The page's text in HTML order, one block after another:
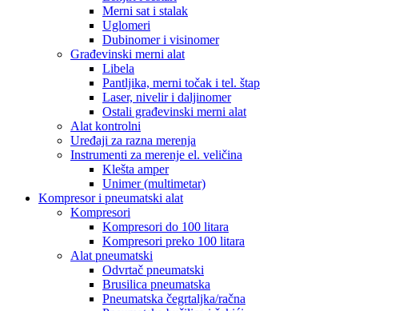
Merni sat i stalak
Uglomeri
Dubinomer i visinomer
Građevinski merni alat
Libela
Pantljika, merni točak i tel. štap
Laser, nivelir i daljinomer
Ostali građevinski merni alat
Alat kontrolni
Uređaji za razna merenja
Instrumenti za merenje el. veličina
Klešta amper
Unimer (multimetar)
Kompresor i pneumatski alat
Kompresori
Kompresori do 100 litara
Kompresori preko 100 litara
Alat pneumatski
Odvrtač pneumatski
Brusilica pneumatska
Pneumatska čegrtaljka/račna